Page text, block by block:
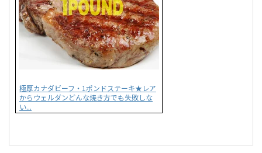
極厚カナダビーフ・1ポンドステーキ★レア
からウェルダンどんな焼き方でも失敗しな
い...